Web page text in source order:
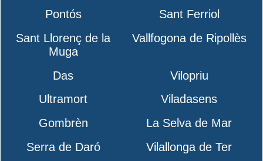
Pontós
Sant Ferriol
Sant Llorenç de la
Muga
Vallfogona de Ripollès
Das
Vilopriu
Ultramort
Viladasens
Gombrèn
La Selva de Mar
Serra de Daró
Vilallonga de Ter